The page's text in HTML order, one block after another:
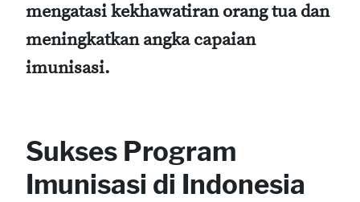
mengatasi kekhawatiran orang tua dan
meningkatkan angka capaian
imunisasi.
Sukses Program
Imunisasi di Indonesia